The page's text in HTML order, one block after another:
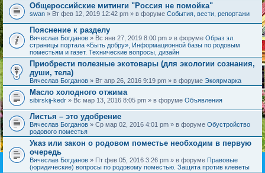
Общероссийские митинги "Россия не помойка"
swan » Вт фев 12, 2019 12:42 pm » в форуме События, вести, репортажи
Пояснение к разделу
Вячеслав Богданов » Вс янв 27, 2019 8:00 pm » в форуме Образ эл.
страницы портала «Быть добру», Информационной базы по родовым
поместьям и газет. Технические вопросы, дизайн
Приобрести полезные экотовары (для экологии сознания,
души, тела)
Вячеслав Богданов » Вт апр 26, 2016 9:19 pm » в форуме Экоярмарка
Масло холодного отжима
sibirskij-kedr » Вс мар 13, 2016 8:05 pm » в форуме Объявления
Листья – это удобрение
Вячеслав Богданов » Ср мар 02, 2016 4:01 pm » в форуме Обустройство
родового поместья
Указ или закон о родовом поместье необходим в первую
очередь
Вячеслав Богданов » Пт фев 05, 2016 3:26 pm » в форуме Правовые
(юридические) вопросы по родовому поместью. Защита против клеветы